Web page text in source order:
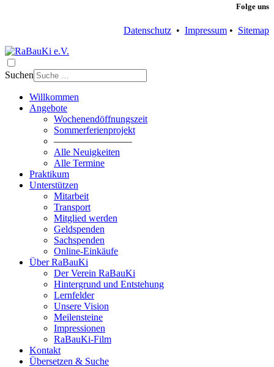
Folge uns
Datenschutz • Impressum • Sitemap
Suchen
Willkommen
Angebote
Wochenendöffnungszeit
Sommerferienprojekt
————————
Alle Neuigkeiten
Alle Termine
Praktikum
Unterstützen
Mitarbeit
Transport
Mitglied werden
Geldspenden
Sachspenden
Online-Einkäufe
Über RaBauKi
Der Verein RaBauKi
Hintergrund und Entstehung
Lernfelder
Unsere Vision
Meilensteine
Impressionen
RaBauKi-Film
Kontakt
Übersetzen & Suche